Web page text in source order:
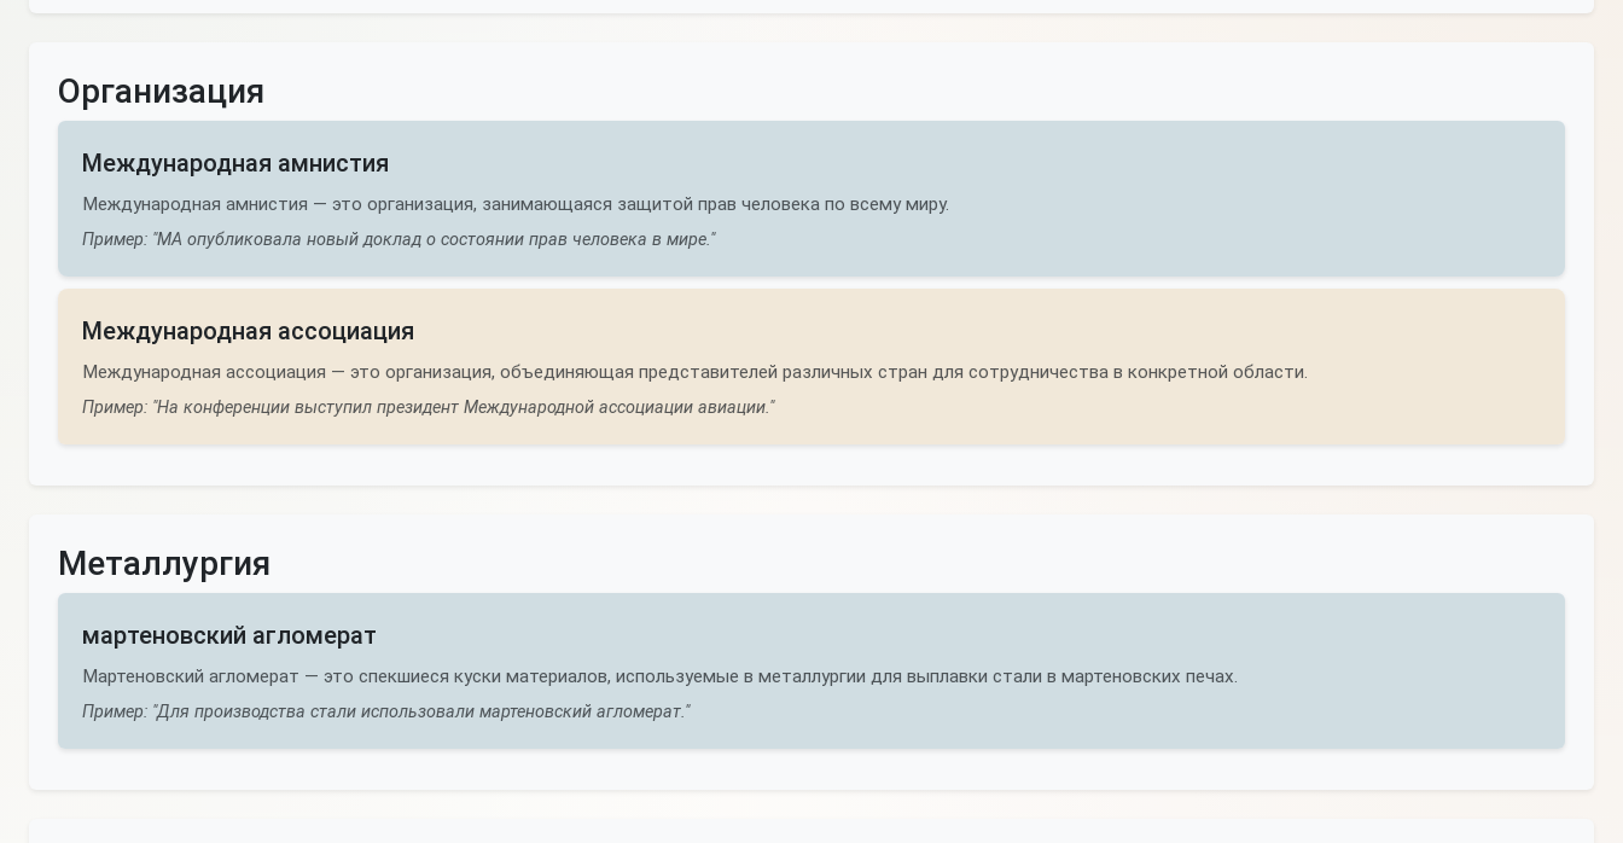
Организация
Международная амнистия
Международная амнистия — это организация, занимающаяся защитой прав человека по всему миру.
Пример: "МА опубликовала новый доклад о состоянии прав человека в мире."
Международная ассоциация
Международная ассоциация — это организация, объединяющая представителей различных стран для сотрудничества в конкретной области.
Пример: "На конференции выступил президент Международной ассоциации авиации."
Металлургия
мартеновский агломерат
Мартеновский агломерат — это спекшиеся куски материалов, используемые в металлургии для выплавки стали в мартеновских печах.
Пример: "Для производства стали использовали мартеновский агломерат."